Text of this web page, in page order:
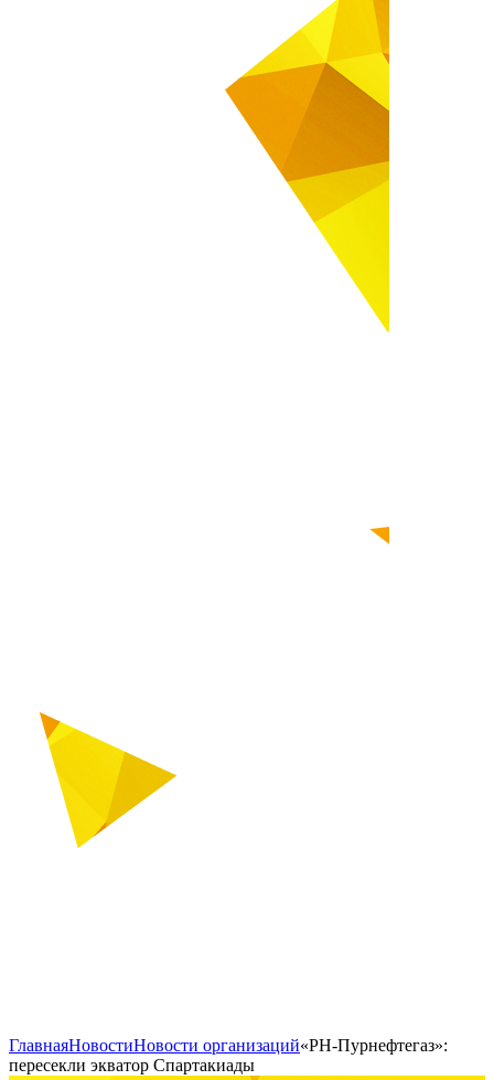
ГлавнаяНовостиНовости организаций«РН-Пурнефтегаз»:
пересекли экватор Спартакиады